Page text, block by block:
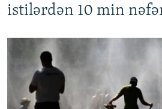
istilərdən 10 min